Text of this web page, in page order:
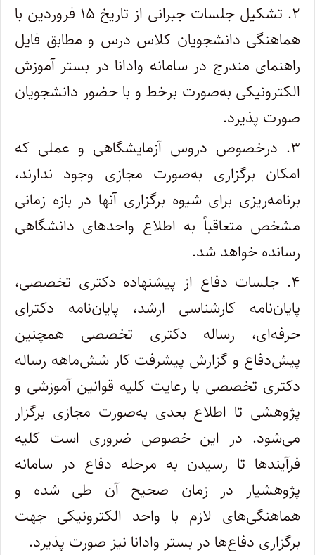
۲. تشکیل جلسات جبرانی از تاریخ ۱۵ فروردین با
هماهنگی دانشجویان کلاس درس و مطابق فایل
راهنمای مندرج در سامانه وادانا در بستر آموزش
الکترونیکی به‌صورت برخط و با حضور دانشجویان
صورت پذیرد.
۳. درخصوص دروس آزمایشگاهی و عملی که
امکان برگزاری به‌صورت مجازی وجود ندارند،
برنامه‌ریزی برای شیوه برگزاری آنها در بازه زمانی
مشخص متعاقباً به اطلاع واحدهای دانشگاهی
رسانده خواهد شد.
۴. جلسات دفاع از پیشنهاده دکتری تخصصی،
پایان‌نامه کارشناسی ارشد، پایان‌نامه دکترای
حرفه‌ای، رساله دکتری تخصصی همچنین
پیش‌دفاع و گزارش پیشرفت کار شش‌ماهه رساله
دکتری تخصصی با رعایت کلیه قوانین آموزشی و
پژوهشی تا اطلاع بعدی به‌صورت مجازی برگزار
می‌شود. در این خصوص ضروری است کلیه
فرآیندها تا رسیدن به مرحله دفاع در سامانه
پژوهشیار در زمان صحیح آن طی شده و
هماهنگی‌های لازم با واحد الکترونیکی جهت
برگزاری دفاع‌ها در بستر وادانا نیز صورت پذیرد.